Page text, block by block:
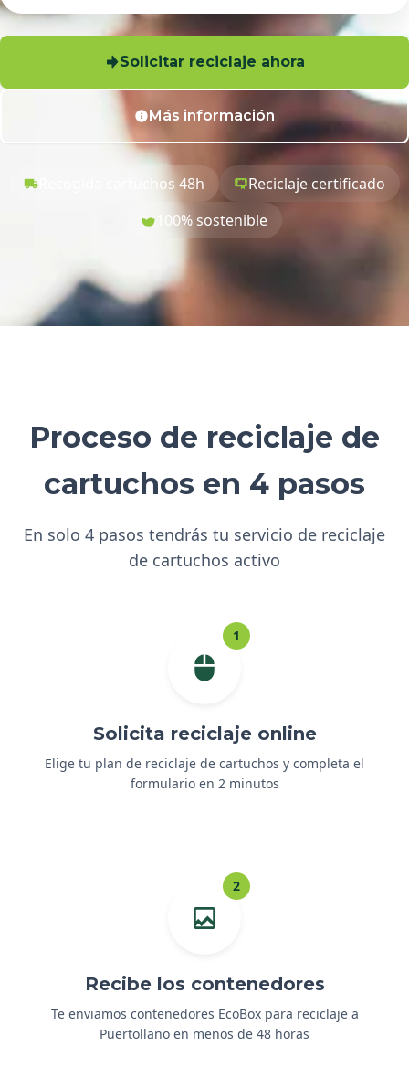
Solicitar reciclaje ahora
Más información
Recogida cartuchos 48h
Reciclaje certificado
100% sostenible
Proceso de reciclaje de
cartuchos en 4 pasos
En solo 4 pasos tendrás tu servicio de reciclaje
de cartuchos activo
1
Solicita reciclaje online
Elige tu plan de reciclaje de cartuchos y completa el
formulario en 2 minutos
2
Recibe los contenedores
Te enviamos contenedores EcoBox para reciclaje a
Puertollano en menos de 48 horas